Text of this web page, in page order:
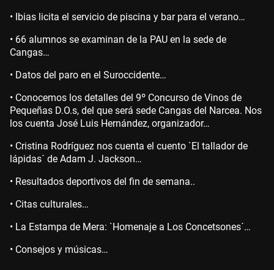
• Ibias licita el servicio de piscina y bar para el verano…
• 66 alumnos se examinan de la PAU en la sede de
Cangas…
• Datos del paro en el Suroccidente…
• Conocemos los detalles del 9º Concurso de Vinos de
Pequeñas D.O.s, del que será sede Cangas del Narcea. Nos
los cuenta José Luis Hernández, organizador…
• Cristina Rodríguez nos cuenta el cuento `El tallador de
lápidas´ de Adam J. Jackson…
• Resultados deportivos del fin de semana..
• Citas culturales…
• La Estampa de Mera: `Homenaje a Los Concetsones´…
• Consejos y músicas…